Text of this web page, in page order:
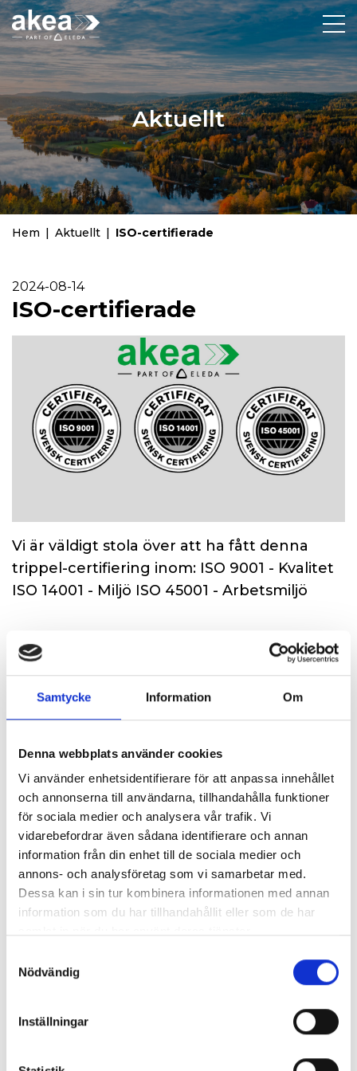
Samtycke Information Om
Denna webbplats använder cookies
Vi använder enhetsidentifierare för att anpassa innehållet
och annonserna till användarna, tillhandahålla funktioner
för sociala medier och analysera vår trafik. Vi
vidarebefordrar även sådana identifierare och annan
information från din enhet till de sociala medier och
annons- och analysföretag som vi samarbetar med.
Dessa kan i sin tur kombinera informationen med annan
information som du har tillhandahållit eller som de har
Nödvändig
Inställningar
Aktuellt
Hem | Aktuellt | ISO-certifierade
2024-08-14
ISO-certifierade
Vi är väldigt stola över att ha fått denna
trippel-certifiering inom: ISO 9001 - Kvalitet
ISO 14001 - Miljö ISO 45001 - Arbetsmiljö
2024-08-14
ISO-certifierade
Vi är väldigt stola över att ha fått denna trippel-
ISO 45001 - Arbetsmiljö
Läs mer
2024-01-23
Supply Chain Partner of the Year Data
Centers
Vi är väldigt stolta och oerhört tacksamma över att
bli tilldelade priset "Supply Chain Partner of the
Year Data Centers", vid Sisk’s årliga Supply ch…
Bain Capital blir ny delägare till Eleda
Eleda får ny huvudägare och partner i Bain Capital,
Bain står redo att stödja Eledas fortsatta expan…